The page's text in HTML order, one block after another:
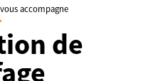
accompagne
de